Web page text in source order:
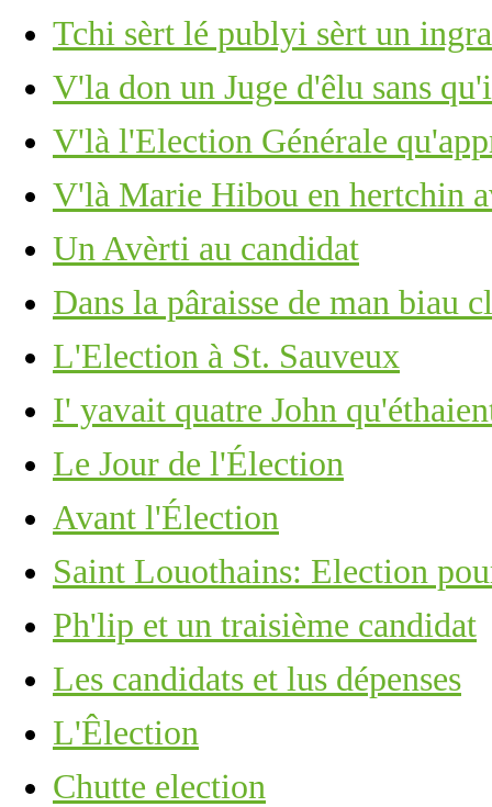
Tchi sèrt lé publyi sèrt un
V'la don un Juge d'êlu sans
V'là l'Election Générale
V'là Marie Hibou en hertchin
Un Avèrti au candidat
Dans la pâraisse de man biau
L'Election à St. Sauveux
I' yavait quatre John
Le Jour de l'Élection
Avant l'Élection
Saint Louothains: Election
Ph'lip et un traisième candidat
Les candidats et lus dépenses
L'Êlection
Chutte election